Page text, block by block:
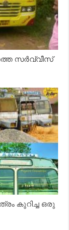
സർവ്വീസ്
കുറിച്ച ഒരു